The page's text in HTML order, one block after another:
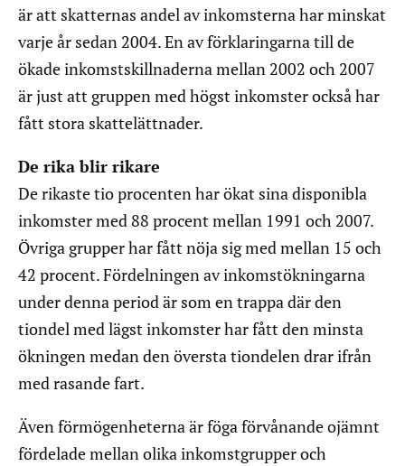
är att skatternas andel av inkomsterna har minskat
varje år sedan 2004. En av förklaringarna till de
ökade inkomstskillnaderna mellan 2002 och 2007
är just att gruppen med högst inkomster också har
fått stora skattelättnader.
De rika blir rikare
De rikaste tio procenten har ökat sina disponibla
inkomster med 88 procent mellan 1991 och 2007.
Övriga grupper har fått nöja sig med mellan 15 och
42 procent. Fördelningen av inkomstökningarna
under denna period är som en trappa där den
tiondel med lägst inkomster har fått den minsta
ökningen medan den översta tiondelen drar ifrån
med rasande fart.
Även förmögenheterna är föga förvånande ojämnt
fördelade mellan olika inkomstgrupper och